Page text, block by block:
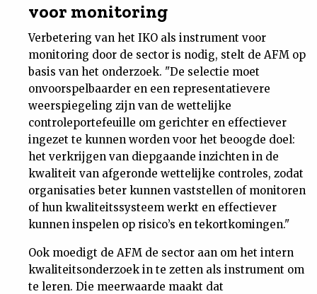
voor monitoring
Verbetering van het IKO als instrument voor
monitoring door de sector is nodig, stelt de AFM op
basis van het onderzoek. "De selectie moet
onvoorspelbaarder en een representatievere
weerspiegeling zijn van de wettelijke
controleportefeuille om gerichter en effectiever
ingezet te kunnen worden voor het beoogde doel:
het verkrijgen van diepgaande inzichten in de
kwaliteit van afgeronde wettelijke controles, zodat
organisaties beter kunnen vaststellen of monitoren
of hun kwaliteitssysteem werkt en effectiever
kunnen inspelen op risico’s en tekortkomingen."
Ook moedigt de AFM de sector aan om het intern
kwaliteitsonderzoek in te zetten als instrument om
te leren. Die meerwaarde maakt dat